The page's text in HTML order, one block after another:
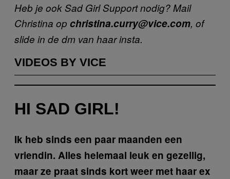
Heb je ook Sad Girl Support nodig? Mail
Christina op christina.curry@vice.com, of
slide in de dm van haar insta.
VIDEOS BY VICE
HI SAD GIRL!
Ik heb sinds een paar maanden een
vriendin. Alles helemaal leuk en gezellig,
maar ze praat sinds kort weer met haar ex